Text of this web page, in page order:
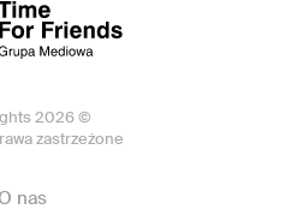
2026 ©
zastrzeżone
nas